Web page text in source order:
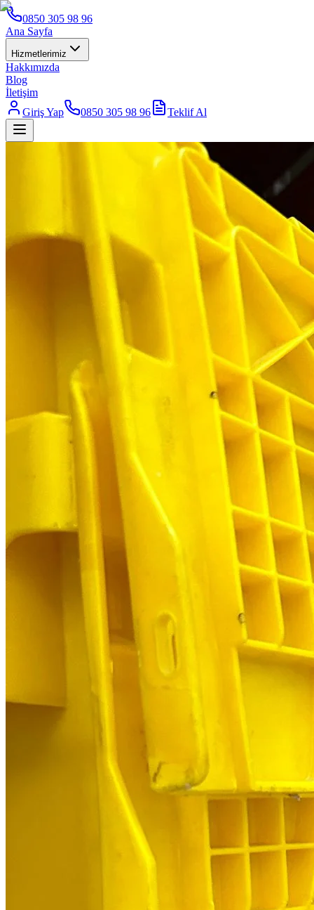
0850 305 98 96
Ana Sayfa
Hizmetlerimiz
Hakkımızda
Blog
İletişim
Giriş Yap
0850 305 98 96 Teklif Al